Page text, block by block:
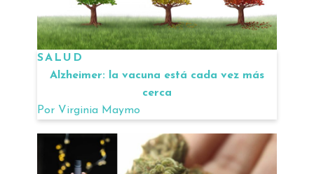
SALUD
Alzheimer: la vacuna está cada vez más
cerca
Por Virginia Maymo